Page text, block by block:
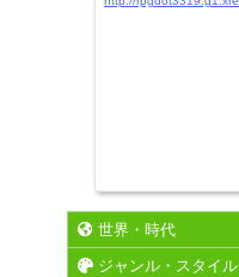
世界・時代
ジャンル・スタイル